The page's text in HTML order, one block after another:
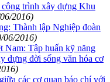
trình xây dựng Khu
2016)
Thành lập Nghiệp đoàn
06/2016)
Tập huấn kỹ năng
dựng đời sống văn hóa cơ
các cơ quan báo chí với